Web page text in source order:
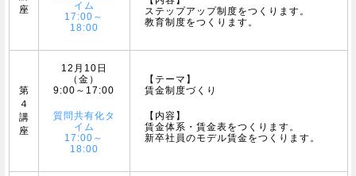
座
イム
17:00～
18:00
ステップアップ制度をつくります。
教育制度をつくります。
第
４
講
座
12月10日
（金）
9:00～17:00
質問共有化タ
イム
17:00～
18:00
【テーマ】
賃金制度づくり
【内容】
賃金体系・賃金表をつくります。
新卒社員のモデル賃金をつくります。